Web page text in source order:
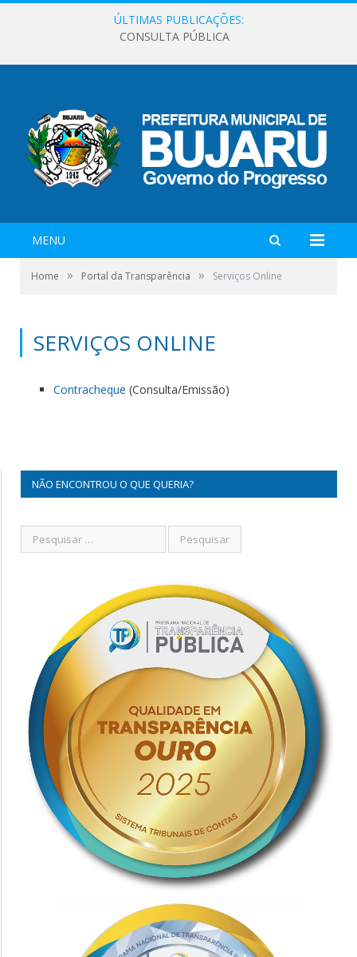
ÚLTIMAS PUBLICAÇÕES:
CONSULTA PÚBLICA
MENU
Home » Portal da Transparência » Serviços Online
SERVIÇOS ONLINE
Contracheque (Consulta/Emissão)
NÃO ENCONTROU O QUE QUERIA?